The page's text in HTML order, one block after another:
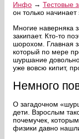
эфир
на сайте
пользователей
Инфо→ Тестовые
он только начинает
Многие наверняка
закипает. Кто-то
шорохом. Главная
который по мере
шуршание
уже вовсю кипит,
Немного
О загадочном
дети. Взрослым
почемучек,
физики давно